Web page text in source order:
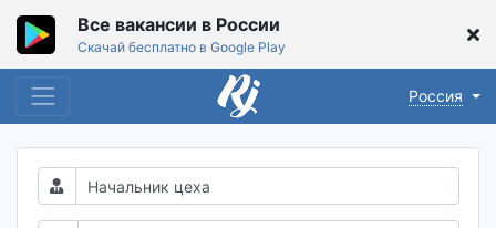
Все вакансии в России
Скачай бесплатно в Google Play
Россия